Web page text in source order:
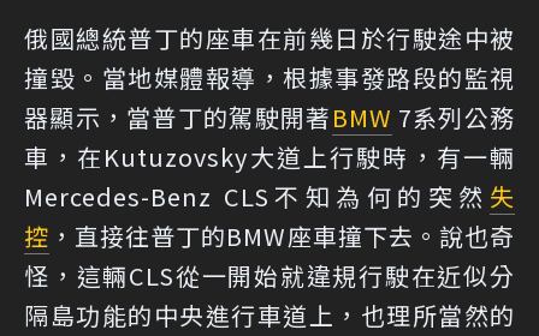
俄國總統普丁的座車在前幾日於行駛途中被
撞毀。當地媒體報導，根據事發路段的監視
器顯示，當普丁的駕駛開著BMW 7系列公務
車，在Kutuzovsky大道上行駛時，有一輛
Mercedes-Benz CLS不知為何的突然 失
控 ，直接往普丁的BMW座車撞下去。說也奇
怪，這輛CLS從一開始就違規行駛在近似分
隔島功能的中央進行車道上，也理所當然的